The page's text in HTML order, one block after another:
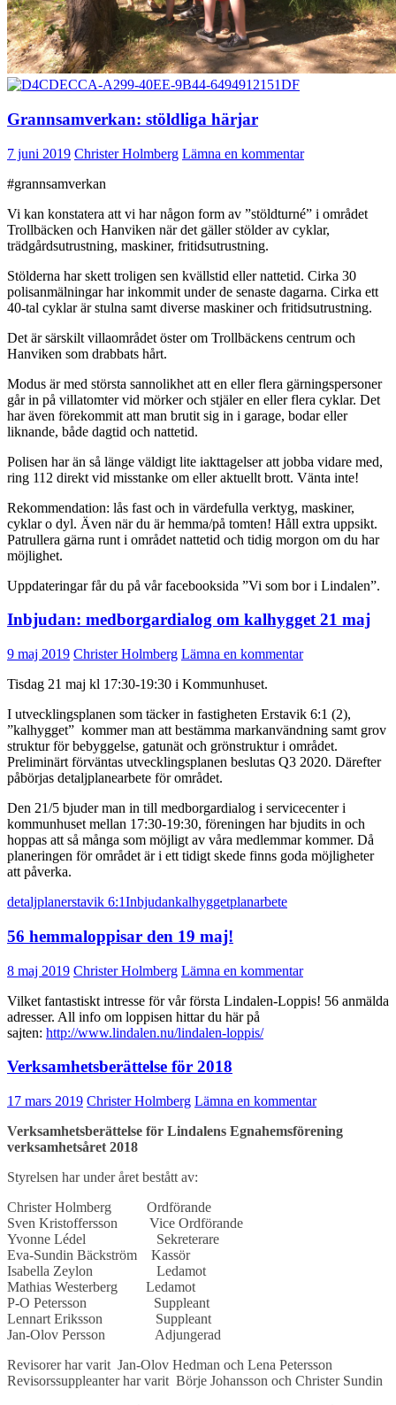
Grannsamverkan: stöldliga härjar
7 juni 2019 Christer Holmberg Lämna en kommentar
#grannsamverkan
Vi kan konstatera att vi har någon form av ”stöldturné” i området
Trollbäcken och Hanviken när det gäller stölder av cyklar,
trädgårdsutrustning, maskiner, fritidsutrustning.
Stölderna har skett troligen sen kvällstid eller nattetid. Cirka 30
polisanmälningar har inkommit under de senaste dagarna. Cirka ett
40-tal cyklar är stulna samt diverse maskiner och fritidsutrustning.
Det är särskilt villaområdet öster om Trollbäckens centrum och
Hanviken som drabbats hårt.
Modus är med största sannolikhet att en eller flera gärningspersoner
går in på villatomter vid mörker och stjäler en eller flera cyklar. Det
har även förekommit att man brutit sig in i garage, bodar eller
liknande, både dagtid och nattetid.
Polisen har än så länge väldigt lite iakttagelser att jobba vidare med,
ring 112 direkt vid misstanke om eller aktuellt brott. Vänta inte!
Rekommendation: lås fast och in värdefulla verktyg, maskiner,
cyklar o dyl. Även när du är hemma/på tomten! Håll extra uppsikt.
Patrullera gärna runt i området nattetid och tidig morgon om du har
möjlighet.
Uppdateringar får du på vår facebooksida ”Vi som bor i Lindalen”.
Inbjudan: medborgardialog om kalhygget 21 maj
9 maj 2019 Christer Holmberg Lämna en kommentar
Tisdag 21 maj kl 17:30-19:30 i Kommunhuset.
I utvecklingsplanen som täcker in fastigheten Erstavik 6:1 (2),
”kalhygget” kommer man att bestämma markanvändning samt grov
struktur för bebyggelse, gatunät och grönstruktur i området.
Preliminärt förväntas utvecklingsplanen beslutas Q3 2020. Därefter
påbörjas detaljplanearbete för området.
Den 21/5 bjuder man in till medborgardialog i servicecenter i
kommunhuset mellan 17:30-19:30, föreningen har bjudits in och
hoppas att så många som möjligt av våra medlemmar kommer. Då
planeringen för området är i ett tidigt skede finns goda möjligheter
att påverka.
detaljplanerstavik 6:1Inbjudankalhyggetplanarbete
56 hemmaloppisar den 19 maj!
8 maj 2019 Christer Holmberg Lämna en kommentar
Vilket fantastiskt intresse för vår första Lindalen-Loppis! 56 anmälda
adresser. All info om loppisen hittar du här på
sajten: http://www.lindalen.nu/lindalen-loppis/
Verksamhetsberättelse för 2018
17 mars 2019 Christer Holmberg Lämna en kommentar
Verksamhetsberättelse för Lindalens Egnahemsförening
verksamhetsåret 2018
Styrelsen har under året bestått av:
Christer Holmberg Ordförande
Sven Kristoffersson Vice Ordförande
Yvonne Lédel Sekreterare
Eva-Sundin Bäckström Kassör
Isabella Zeylon Ledamot
Mathias Westerberg Ledamot
P-O Petersson Suppleant
Lennart Eriksson Suppleant
Jan-Olov Persson Adjungerad
Revisorer har varit Jan-Olov Hedman och Lena Petersson
Revisorssuppleanter har varit Börje Johansson och Christer Sundin